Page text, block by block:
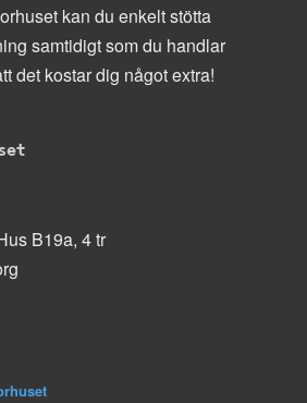
kan du enkelt stötta
samtidigt som du handlar
det kostar dig något extra!
B19a, 4 tr